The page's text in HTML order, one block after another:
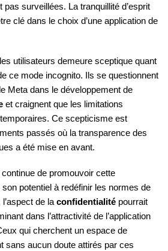
surveillées. La tranquillité d’esprit
clé dans le choix d’une application de
utilisateurs demeure sceptique quant
ce mode incognito. Ils se questionnent
Meta dans le développement de
et craignent que les limitations
Ce scepticisme est
passés où la transparence des
a été mise en avant.
de promouvoir cette
potentiel à redéfinir les normes de
de la confidentialité pourrait
dans l’attractivité de l’application
qui cherchent un espace de
sans aucun doute attirés par ces